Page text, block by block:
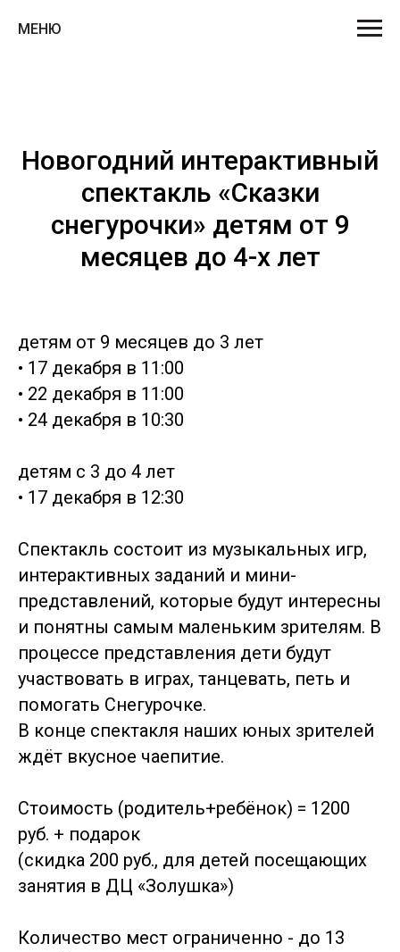
МЕНЮ
Новогодний интерактивный
спектакль «Сказки
снегурочки» детям от 9
месяцев до 4-х лет
детям от 9 месяцев до 3 лет
• 17 декабря в 11:00
• 22 декабря в 11:00
• 24 декабря в 10:30
детям с 3 до 4 лет
• 17 декабря в 12:30
Спектакль состоит из музыкальных игр,
интерактивных заданий и мини-
представлений, которые будут интересны
и понятны самым маленьким зрителям. В
процессе представления дети будут
участвовать в играх, танцевать, петь и
помогать Снегурочке.
В конце спектакля наших юных зрителей
ждёт вкусное чаепитие.
Стоимость (родитель+ребёнок) = 1200
руб. + подарок
(скидка 200 руб., для детей посещающих
занятия в ДЦ «Золушка»)
Количество мест ограниченно - до 13